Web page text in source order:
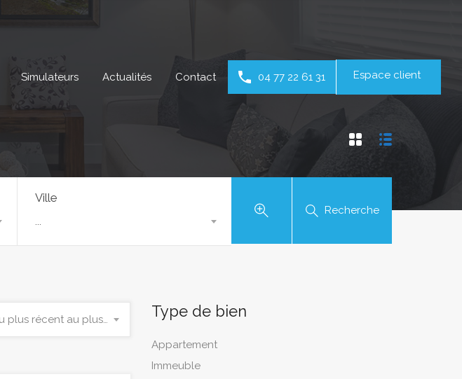
Simulateurs Actualités Contact 04 77 22 61 31 Espace client
Ville
Recherche
Du plus récent au plus ancien Type de bien
Appartement
Immeuble